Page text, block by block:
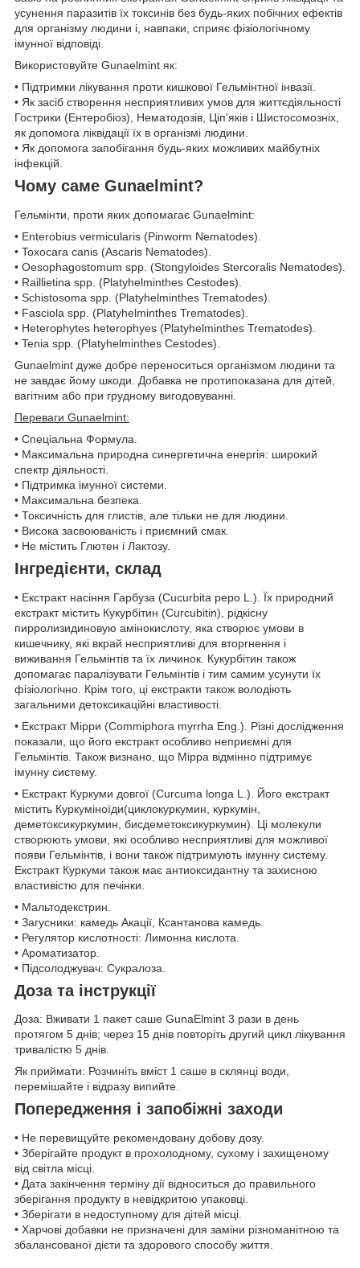
усунення паразитів їх токсинів без будь-яких побічних ефектів
для організму людини і, навпаки, сприяє фізіологічному
імунної відповіді.
Використовуйте Gunaelmint як:
• Підтримки лікування проти кишкової Гельмінтної інвазії.
• Як засіб створення несприятливих умов для життєдіяльності
Гострики (Ентеробіоз), Нематодозів, Ціп'яків і Шистосомозніх,
як допомога ліквідації їх в організмі людини.
• Як допомога запобігання будь-яких можливих майбутніх
інфекцій.
Чому саме Gunaelmint?
Гельмінти, проти яких допомагає Gunaelmint:
• Enterobius vermicularis (Pinworm Nematodes).
• Toxocara canis (Ascaris Nematodes).
• Oesophagostomum spp. (Stongyloides Stercoralis Nematodes).
• Raillietina spp. (Platyhelminthes Cestodes).
• Schistosoma spp. (Platyhelminthes Trematodes).
• Fasciola spp. (Platyhelminthes Trematodes).
• Heterophytes heterophyes (Platyhelminthes Trematodes).
• Tenia spp. (Platyhelminthes Cestodes).
Gunaelmint дуже добре переноситься організмом людини та
не завдає йому шкоди. Добавка не протипоказана для дітей,
вагітним або при грудному вигодовуванні.
Переваги Gunaelmint:
• Спеціальна Формула.
• Максимальна природна синергетична енергія: широкий
спектр діяльності.
• Підтримка імунної системи.
• Максимальна безпека.
• Токсичність для глистів, але тільки не для людини.
• Висока засвоюваність і приємний смак.
• Не містить Глютен і Лактозу.
Інгредієнти, склад
• Екстракт насіння Гарбуза (Cucurbita pepo L.). Їх природний
екстракт містить Кукурбітин (Curcubitin), рідкісну
пирролизидиновую амінокислоту, яка створює умови в
кишечнику, які вкрай несприятливі для вторгнення і
виживання Гельмінтів та їх личинок. Кукурбітин також
допомагає паралізувати Гельмінтів і тим самим усунути їх
фізіологічно. Крім того, ці екстракти також володіють
загальними детоксикаційні властивості.
• Екстракт Мірри (Commiphora myrrha Eng.). Різні дослідження
показали, що його екстракт особливо неприємні для
Гельмінтів. Також визнано, що Мірра відмінно підтримує
імунну систему.
• Екстракт Куркуми довгої (Curcuma longa L.). Його екстракт
містить Куркуміноїди(циклокуркумин, куркумін,
деметоксикуркумин, бисдеметоксикуркумин). Ці молекули
створюють умови, які особливо несприятливі для можливої
появи Гельмінтів, і вони також підтримують імунну систему.
Екстракт Куркуми також має антиоксидантну та захисною
властивістю для печінки.
• Мальтодекстрин.
• Загусники: камедь Акації, Ксантанова камедь.
• Регулятор кислотності: Лимонна кислота.
• Ароматизатор.
• Підсолоджувач: Сукралоза.
Доза та інструкції
Доза: Вживати 1 пакет саше GunaElmint 3 рази в день
протягом 5 днів; через 15 днів повторіть другий цикл лікування
тривалістю 5 днів.
Як приймати: Розчиніть вміст 1 саше в склянці води,
перемішайте і відразу випийте.
Попередження і запобіжні заходи
• Не перевищуйте рекомендовану добову дозу.
• Зберігайте продукт в прохолодному, сухому і захищеному
від світла місці.
• Дата закінчення терміну дії відноситься до правильного
зберігання продукту в невідкритою упаковці.
• Зберігати в недоступному для дітей місці.
• Харчові добавки не призначені для заміни різноманітною та
збалансованої дієти та здорового способу життя.